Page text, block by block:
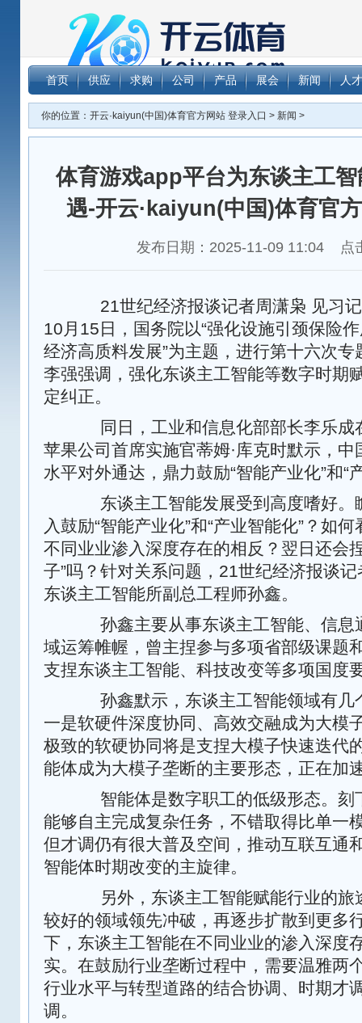
体育游
·kaiyun(中国
首页 供应 求购 公司 产品 展会 新闻 人才
你的位置： 开云·kaiyun(中国)体育官方网站 登录入口 > 新闻 >
体育游戏app平台为东谈主工
遇-开云·kaiyun(中国)体育官
发布日期：2025-11-09 11:04 点
21世纪经济报谈记者周潇枭 见习记
10月15日，国务院以“强化设施引颈保险
经济高质料发展”为主题，进行第十六次
李强强调，强化东谈主工智能等数字时期
定纠正。
同日，工业和信息化部部长李乐成
苹果公司首席实施官蒂姆·库克时默示，
水平对外通达，鼎力鼓励“智能产业化”和“
东谈主工智能发展受到高度嗜好。
入鼓励“智能产业化”和“产业智能化”？如
不同业业渗入深度存在的相反？翌日还会
子”吗？针对关系问题，21世纪经济报谈
东谈主工智能所副总工程师孙鑫。
孙鑫主要从事东谈主工智能、信息
域运筹帷幄，曾主捏参与多项省部级课题
支捏东谈主工智能、科技改变等多项国度
孙鑫默示，东谈主工智能领域有几
一是软硬件深度协同、高效交融成为大模
极致的软硬协同将是支捏大模子快速迭代
能体成为大模子垄断的主要形态，正在加
智能体是数字职工的低级形态。刻
能够自主完成复杂任务，不错取得比单一
但才调仍有很大普及空间，推动互联互通
智能体时期改变的主旋律。
另外，东谈主工智能赋能行业的旅
较好的领域领先冲破，再逐步扩散到更多
下，东谈主工智能在不同业业的渗入深度
实。在鼓励行业垄断过程中，需要温雅两
行业水平与转型道路的结合协调、时期才
调。